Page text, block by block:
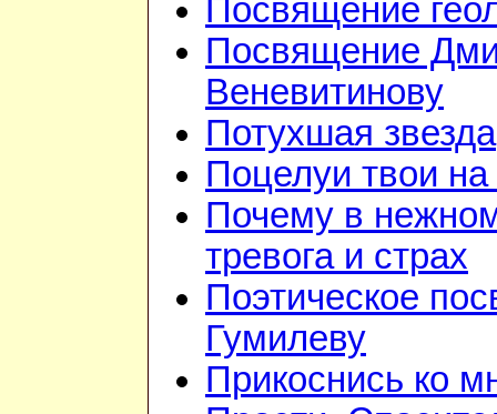
Посвящение
Посвящение
Веневитинову
Потухшая звезда
Поцелуи твои на
Почему в
тревога и страх
Поэтическое
Гумилеву
Прикоснись ко